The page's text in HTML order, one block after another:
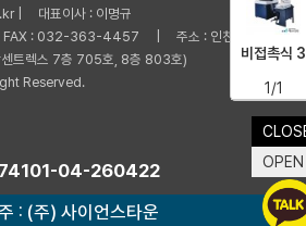
| 대표이사 : 이명규
: 032-363-4457 | 주소 : 인천광역시 부
센트렉스 7층 705호, 8층 803호)
Reserved.
04-260422
: (주) 사이언스타운
OPEN
비접촉식 3
1/1